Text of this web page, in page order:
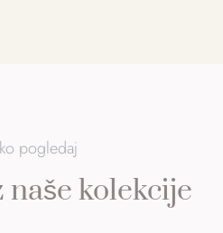
pogledaj
kolekcije